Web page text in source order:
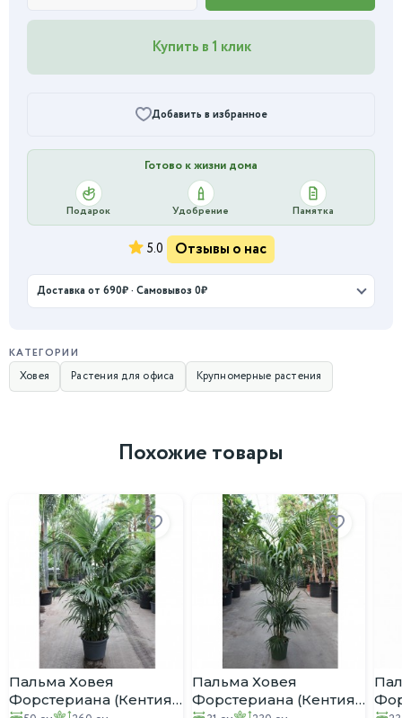
Купить в 1 клик
Добавить в избранное
Готово к жизни дома
Подарок Удобрение Памятка
5.0 Отзывы о нас
Доставка от 690₽ · Самовывоз 0₽
КАТЕГОРИИ
Ховея Растения для офиса Крупномерные растения
Похожие товары
Пальма Ховея
Форстериана (Кентия)
Пальма Ховея
Форстериана (Кентия)